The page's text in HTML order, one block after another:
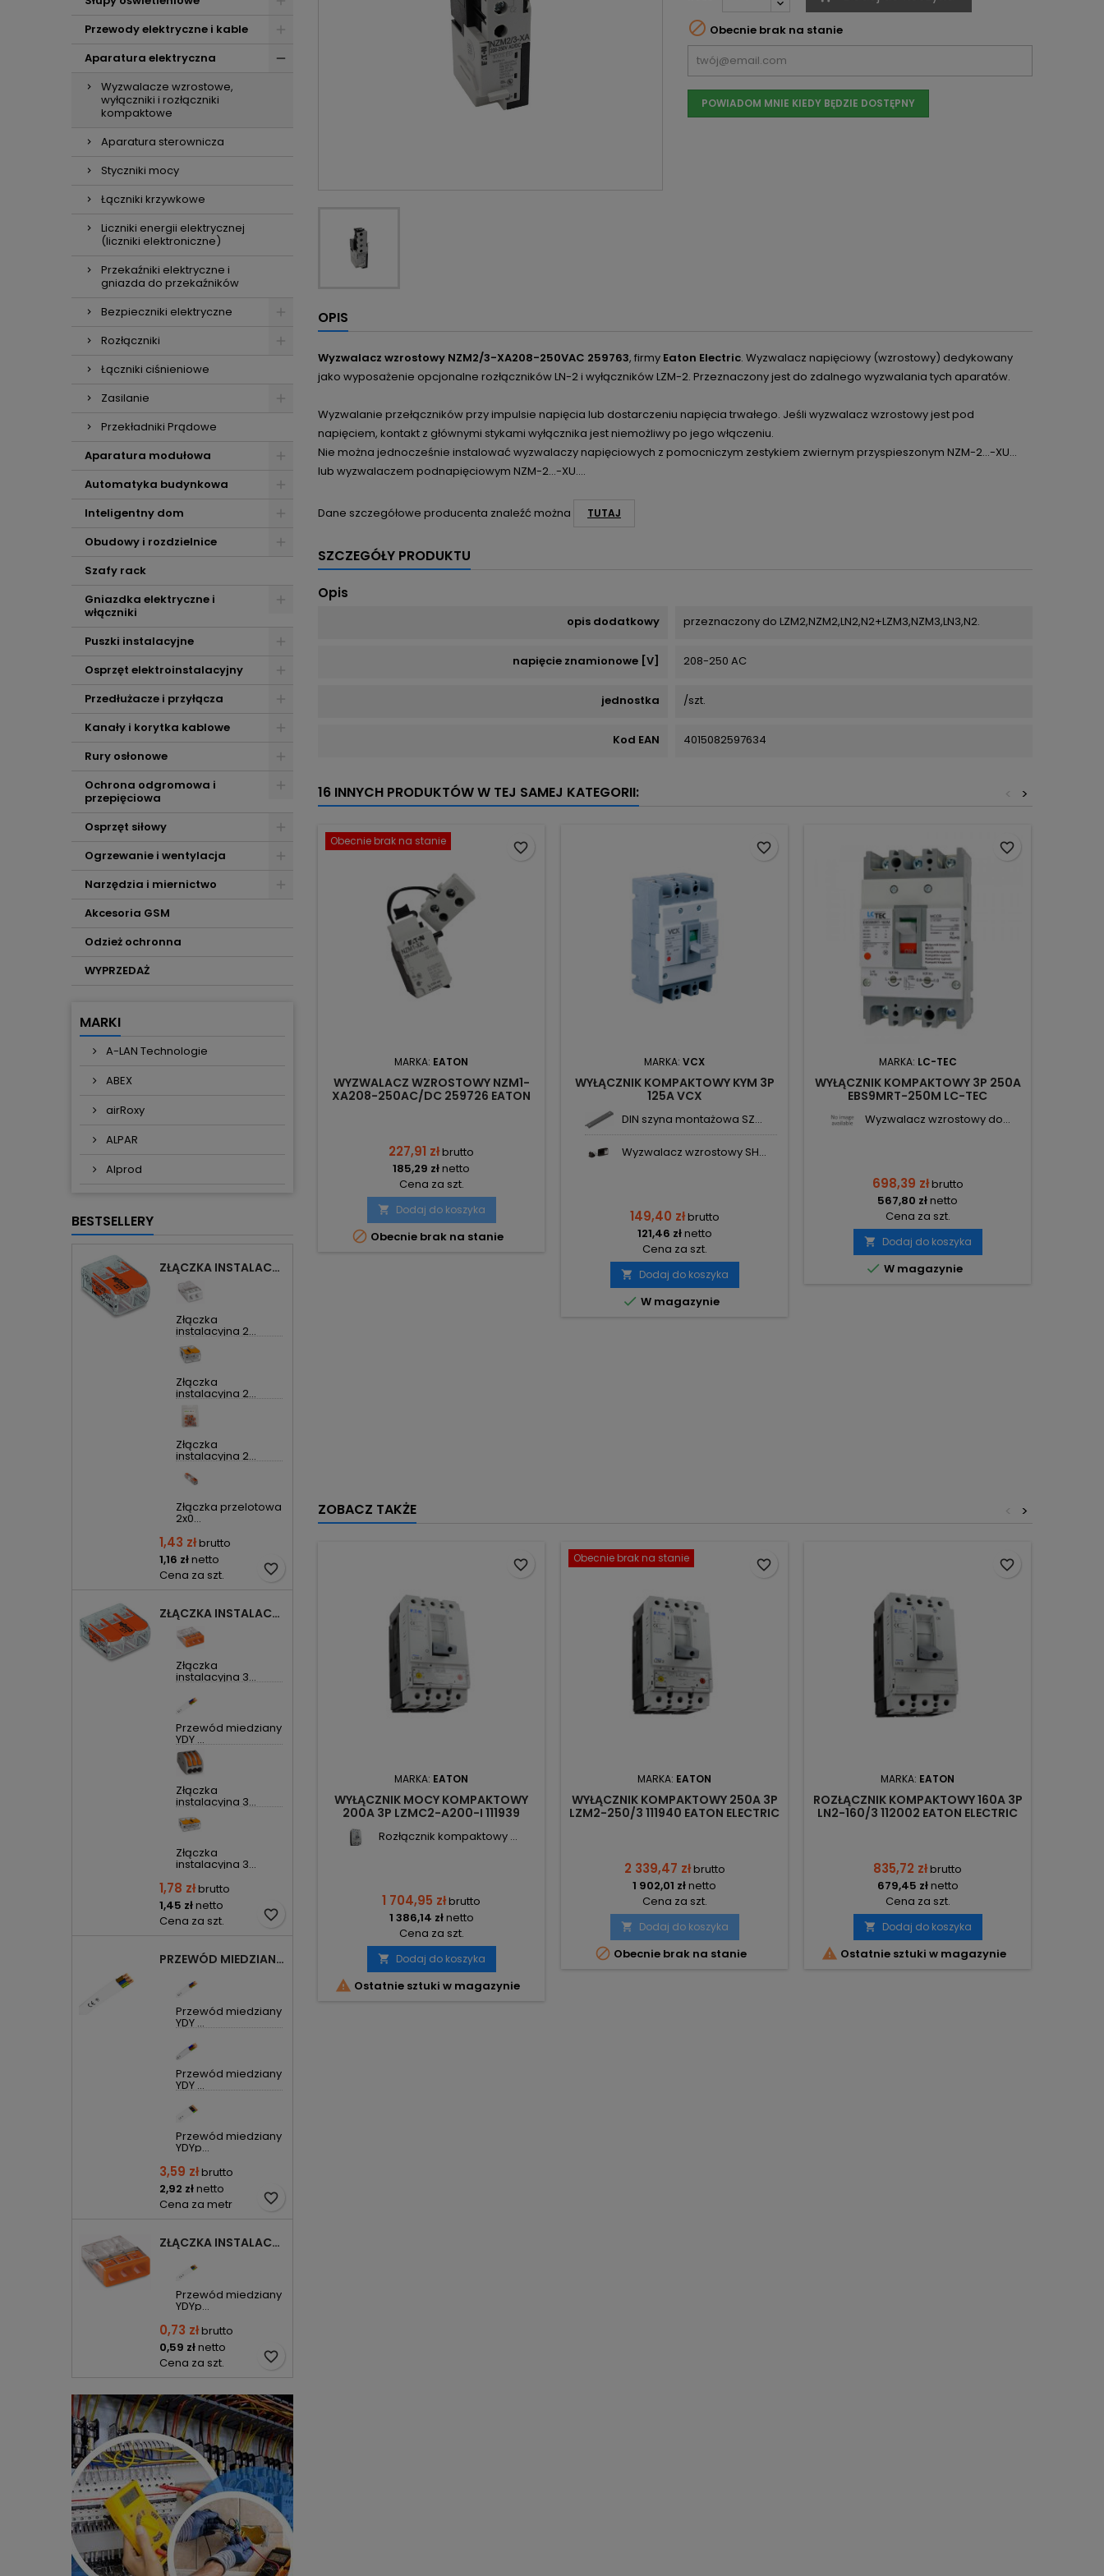
Przewody elektryczne i kable
Aparatura elektryczna
Wyzwalacze wzrostowe,
wyłączniki i rozłączniki
kompaktowe
Aparatura sterownicza
Styczniki mocy
Łączniki krzywkowe
Liczniki energii elektrycznej
(liczniki elektroniczne)
Przekaźniki elektryczne i
gniazda do przekaźników
Bezpieczniki elektryczne
Rozłączniki
Łączniki ciśnieniowe
Zasilanie
Przekładniki Prądowe
Aparatura modułowa
Automatyka budynkowa
Inteligentny dom
Obudowy i rozdzielnice
Szafy rack
Gniazdka elektryczne i
włączniki
Puszki instalacyjne
Osprzęt elektroinstalacyjny
Przedłużacze i przyłącza
Kanały i korytka kablowe
Rury osłonowe
Ochrona odgromowa i
przepięciowa
Osprzęt siłowy
Ogrzewanie i wentylacja
Narzędzia i miernictwo
Akcesoria GSM
Odzież ochronna
WYPRZEDAŻ
MARKI
A-LAN Technologie
ABEX
airRoxy
ALPAR
Alprod
BESTSELLERY
ZŁĄCZKA INSTALACYJNA 2X UNIWERSALNA COMPACT 221-412 WAGO
Złączka
instalacyjna 2...
Złączka
instalacyjna 2...
Złączka
instalacyjna 2...
Złączka przelotowa
2x0...
1,43 złbrutto
1,16 złnetto
Cena za szt.
favorite_border
ZŁĄCZKA INSTALACYJNA 3X UNIWERSALNA COMPACT 221-413 WAGO
Złączka
instalacyjna 3...
Przewód miedziany
YDY ...
Złączka
instalacyjna 3...
Złączka
instalacyjna 3...
1,78 złbrutto
1,45 złnetto
Cena za szt.
favorite_border
PRZEWÓD MIEDZIANY YDYP DRUT 3X1,5MM2 ŻO 450/750V
Przewód miedziany
YDY ...
Przewód miedziany
YDY ...
Przewód miedziany
YDYp...
3,59 złbrutto
2,92 złnetto
Cena za metr
favorite_border
ZŁĄCZKA INSTALACYJNA 3X COMPACT POMARAŃCZOWA 2273-203 WAGO
Przewód miedziany
YDYp...
0,73 złbrutto
0,59 złnetto
Cena za szt.
favorite_border
 Obecnie brak na stanie
POWIADOM MNIE KIEDY BĘDZIE DOSTĘPNY
OPIS
Wyzwalacz wzrostowy NZM2/3-XA208-250VAC 259763, firmy Eaton Electric. Wyzwalacz napięciowy (wzrostowy) dedykowany
jako wyposażenie opcjonalne rozłączników LN-2 i wyłączników LZM-2. Przeznaczony jest do zdalnego wyzwalania tych aparatów.
Wyzwalanie przełączników przy impulsie napięcia lub dostarczeniu napięcia trwałego. Jeśli wyzwalacz wzrostowy jest pod
napięciem, kontakt z głównymi stykami wyłącznika jest niemożliwy po jego włączeniu.
Nie można jednocześnie instalować wyzwalaczy napięciowych z pomocniczym zestykiem zwiernym przyspieszonym NZM-2...-XU...
lub wyzwalaczem podnapięciowym NZM-2...-XU....
Dane szczegółowe producenta znaleźć można TUTAJ
SZCZEGÓŁY PRODUKTU
Opis
opis dodatkowy przeznaczony do LZM2,NZM2,LN2,N2+LZM3,NZM3,LN3,N2.
napięcie znamionowe [V] 208-250 AC
jednostka /szt.
Kod EAN 4015082597634
16 INNYCH PRODUKTÓW W TEJ SAMEJ KATEGORII: >
<
Obecnie brak na stanie
MARKA: EATON
WYZWALACZ WZROSTOWY NZM1-
XA208-250AC/DC 259726 EATON
227,91 złbrutto
185,29 złnetto
Cena za szt.
 Dodaj do koszyka
 Obecnie brak na stanie
favorite_border
MARKA: VCX
WYŁĄCZNIK KOMPAKTOWY KYM 3P
125A VCX
DIN szyna montażowa SZ...
Wyzwalacz wzrostowy SH...
149,40 złbrutto
121,46 złnetto
Cena za szt.
 Dodaj do koszyka
 W magazynie
favorite_border
MARKA: LC-TEC
WYŁĄCZNIK KOMPAKTOWY 3P 250A
EBS9MRT-250M LC-TEC
Wyzwalacz wzrostowy do...
698,39 złbrutto
567,80 złnetto
Cena za szt.
 Dodaj do koszyka
 W magazynie
favorite_border
ZOBACZ TAKŻE >
<
MARKA: EATON
WYŁĄCZNIK MOCY KOMPAKTOWY
200A 3P LZMC2-A200-I 111939
Rozłącznik kompaktowy ...
1 704,95 złbrutto
1 386,14 złnetto
Cena za szt.
 Dodaj do koszyka
 Ostatnie sztuki w magazynie
favorite_border Obecnie brak na stanie
MARKA: EATON
WYŁĄCZNIK KOMPAKTOWY 250A 3P
LZM2-250/3 111940 EATON ELECTRIC
2 339,47 złbrutto
1 902,01 złnetto
Cena za szt.
 Dodaj do koszyka
 Obecnie brak na stanie
favorite_border
MARKA: EATON
ROZŁĄCZNIK KOMPAKTOWY 160A 3P
LN2-160/3 112002 EATON ELECTRIC
835,72 złbrutto
679,45 złnetto
Cena za szt.
 Dodaj do koszyka
 Ostatnie sztuki w magazynie
favorite_border